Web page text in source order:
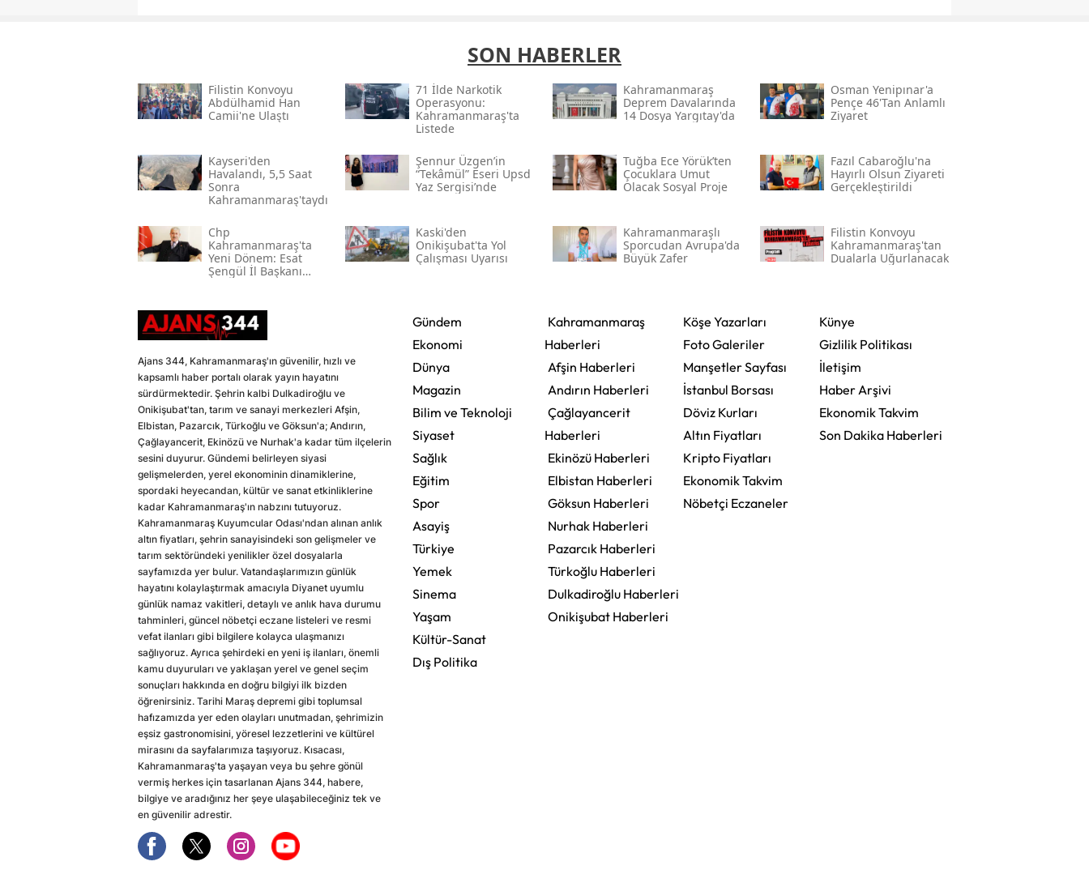
SON HABERLER
Filistin Konvoyu
Abdülhamid Han
Camii'ne Ulaştı
71 İlde Narkotik
Operasyonu:
Kahramanmaraş'ta
Listede
Kahramanmaraş
Deprem Davalarında
14 Dosya Yargıtay'da
Osman Yenipınar'a
Pençe 46'tan Anlamlı
Ziyaret
Kayseri'den
Havalandı, 5,5 Saat
Sonra
Kahramanmaraş'taydı
Şennur Üzgen’in
“tekâmül” Eseri Upsd
Yaz Sergisi’nde
Tuğba Ece Yörük’ten
Çocuklara Umut
Olacak Sosyal Proje
Fazıl Cabaroğlu'na
Hayırlı Olsun Ziyareti
Gerçekleştirildi
Chp
Kahramanmaraş'ta
Yeni Dönem: Esat
Şengül İl Başkanı
Kaski̇'den
Onikişubat'ta Yol
Çalışması Uyarısı
Kahramanmaraşlı
Sporcudan Avrupa'da
Büyük Zafer
Filistin Konvoyu
Kahramanmaraş'tan
Dualarla Uğurlanacak
Ajans 344, Kahramanmaraş'ın güvenilir, hızlı ve
kapsamlı haber portalı olarak yayın hayatını
sürdürmektedir. Şehrin kalbi Dulkadiroğlu ve
Onikişubat'tan, tarım ve sanayi merkezleri Afşin,
Elbistan, Pazarcık, Türkoğlu ve Göksun'a; Andırın,
Çağlayancerit, Ekinözü ve Nurhak'a kadar tüm ilçelerin
sesini duyurur. Gündemi belirleyen siyasi
gelişmelerden, yerel ekonominin dinamiklerine,
spordaki heyecandan, kültür ve sanat etkinliklerine
kadar Kahramanmaraş'ın nabzını tutuyoruz.
Kahramanmaraş Kuyumcular Odası'ndan alınan anlık
altın fiyatları, şehrin sanayisindeki son gelişmeler ve
tarım sektöründeki yenilikler özel dosyalarla
sayfamızda yer bulur. Vatandaşlarımızın günlük
hayatını kolaylaştırmak amacıyla Diyanet uyumlu
günlük namaz vakitleri, detaylı ve anlık hava durumu
tahminleri, güncel nöbetçi eczane listeleri ve resmi
vefat ilanları gibi bilgilere kolayca ulaşmanızı
sağlıyoruz. Ayrıca şehirdeki en yeni iş ilanları, önemli
kamu duyuruları ve yaklaşan yerel ve genel seçim
sonuçları hakkında en doğru bilgiyi ilk bizden
öğrenirsiniz. Tarihi Maraş depremi gibi toplumsal
hafızamızda yer eden olayları unutmadan, şehrimizin
eşsiz gastronomisini, yöresel lezzetlerini ve kültürel
mirasını da sayfalarımıza taşıyoruz. Kısacası,
Kahramanmaraş'ta yaşayan veya bu şehre gönül
vermiş herkes için tasarlanan Ajans 344, habere,
bilgiye ve aradığınız her şeye ulaşabileceğiniz tek ve
en güvenilir adrestir.
Gündem
Ekonomi
Dünya
Magazin
Bilim ve Teknoloji
Siyaset
Sağlık
Eğitim
Spor
Asayiş
Türkiye
Yemek
Sinema
Yaşam
Kültür-Sanat
Dış Politika
Kahramanmaraş
Haberleri
Afşin Haberleri
Andırın Haberleri
Çağlayancerit
Haberleri
Ekinözü Haberleri
Elbistan Haberleri
Göksun Haberleri
Nurhak Haberleri
Pazarcık Haberleri
Türkoğlu Haberleri
Dulkadiroğlu Haberleri
Onikişubat Haberleri
Köşe Yazarları
Foto Galeriler
Manşetler Sayfası
İstanbul Borsası
Döviz Kurları
Altın Fiyatları
Kripto Fiyatları
Ekonomik Takvim
Nöbetçi Eczaneler
Künye
Gizlilik Politikası
İletişim
Haber Arşivi
Ekonomik Takvim
Son Dakika Haberleri